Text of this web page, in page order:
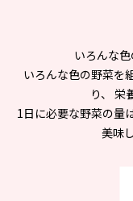
いろんな
いろんな色の野菜を
り、
栄
1日に必要な野菜の量
美味